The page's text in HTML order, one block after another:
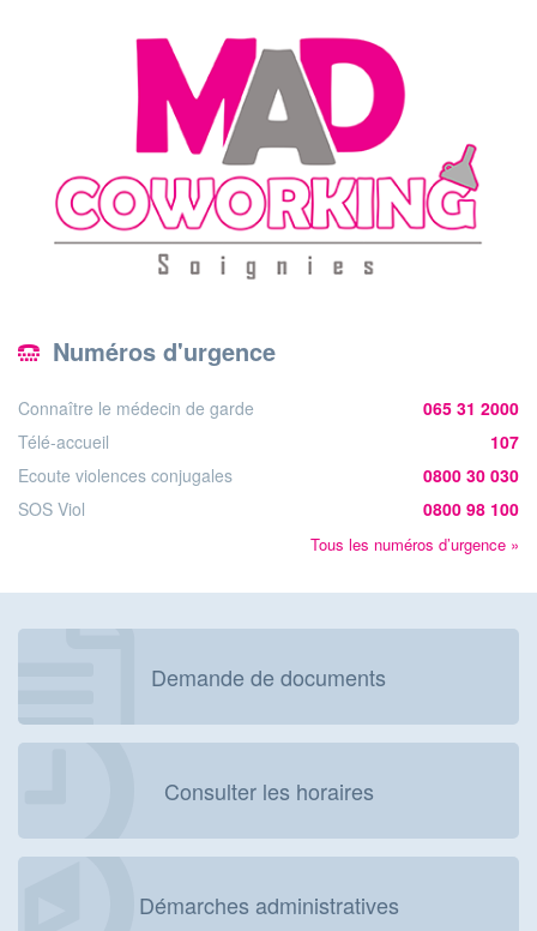
Numéros d'urgence
Connaître le médecin de garde
065 31 2000
Télé-accueil
107
Ecoute violences conjugales
0800 30 030
SOS Viol
0800 98 100
Tous les numéros d’urgence »
Demande de documents
Consulter les horaires
Démarches administratives